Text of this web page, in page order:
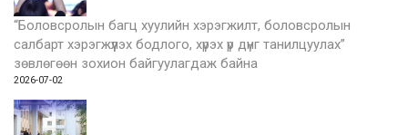
“Боловсролын багц хуулийн хэрэгжилт, боловсролын
салбарт хэрэгжүүлэх бодлого, хүрэх үр дүнг танилцуулах”
зөвлөгөөн зохион байгуулагдаж байна
2026-07-02